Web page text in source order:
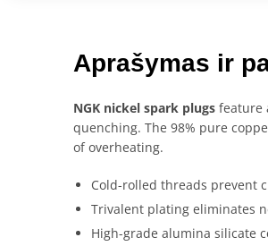
Aprašymas ir
NGK nickel spark plugs feature
quenching. The 98% pure
of overheating.
Cold-rolled threads prevent
Trivalent plating eliminates
High-grade alumina silicate